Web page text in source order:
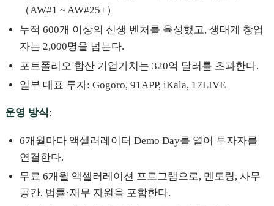
（AW#1 ~ AW#25+）
누적 600개 이상의 신생 벤처를 육성했고, 생태계 창업
자는 2,000명을 넘는다.
포트폴리오 합산 기업가치는 320억 달러를 초과한다.
일부 대표 투자: Gogoro, 91APP, iKala, 17LIVE
운영 방식:
6개월마다 액셀러레이터 Demo Day를 열어 투자자를
연결한다.
무료 6개월 액셀러레이션 프로그램으로, 멘토링, 사무
공간, 법률·재무 자원을 포함한다.